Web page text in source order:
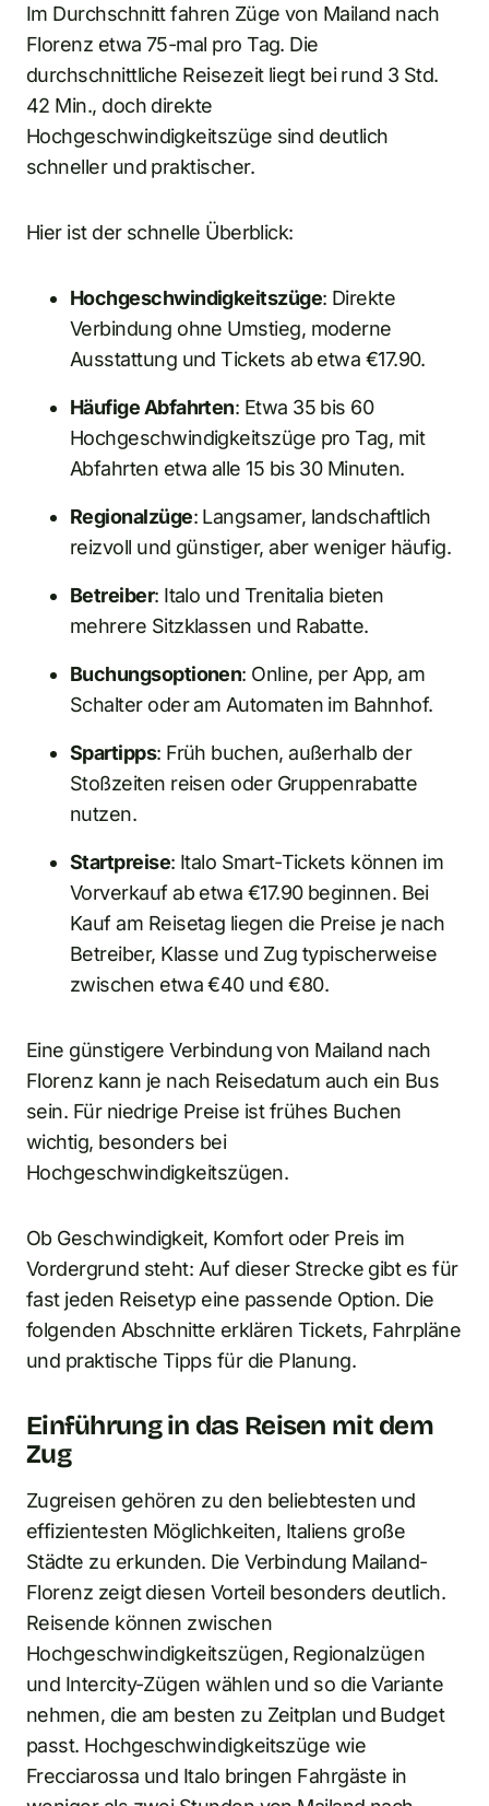
Im Durchschnitt fahren Züge von Mailand nach
Florenz etwa 75-mal pro Tag. Die
durchschnittliche Reisezeit liegt bei rund 3 Std.
42 Min., doch direkte
Hochgeschwindigkeitszüge sind deutlich
schneller und praktischer.
Hier ist der schnelle Überblick:
Hochgeschwindigkeitszüge: Direkte
Verbindung ohne Umstieg, moderne
Ausstattung und Tickets ab etwa €17.90.
Häufige Abfahrten: Etwa 35 bis 60
Hochgeschwindigkeitszüge pro Tag, mit
Abfahrten etwa alle 15 bis 30 Minuten.
Regionalzüge: Langsamer, landschaftlich
reizvoll und günstiger, aber weniger häufig.
Betreiber: Italo und Trenitalia bieten
mehrere Sitzklassen und Rabatte.
Buchungsoptionen: Online, per App, am
Schalter oder am Automaten im Bahnhof.
Spartipps: Früh buchen, außerhalb der
Stoßzeiten reisen oder Gruppenrabatte
nutzen.
Startpreise: Italo Smart-Tickets können im
Vorverkauf ab etwa €17.90 beginnen. Bei
Kauf am Reisetag liegen die Preise je nach
Betreiber, Klasse und Zug typischerweise
zwischen etwa €40 und €80.
Eine günstigere Verbindung von Mailand nach
Florenz kann je nach Reisedatum auch ein Bus
sein. Für niedrige Preise ist frühes Buchen
wichtig, besonders bei
Hochgeschwindigkeitszügen.
Ob Geschwindigkeit, Komfort oder Preis im
Vordergrund steht: Auf dieser Strecke gibt es für
fast jeden Reisetyp eine passende Option. Die
folgenden Abschnitte erklären Tickets, Fahrpläne
und praktische Tipps für die Planung.
Einführung in das Reisen mit dem
Zug
Zugreisen gehören zu den beliebtesten und
effizientesten Möglichkeiten, Italiens große
Städte zu erkunden. Die Verbindung Mailand-
Florenz zeigt diesen Vorteil besonders deutlich.
Reisende können zwischen
Hochgeschwindigkeitszügen, Regionalzügen
und Intercity-Zügen wählen und so die Variante
nehmen, die am besten zu Zeitplan und Budget
passt. Hochgeschwindigkeitszüge wie
Frecciarossa und Italo bringen Fahrgäste in